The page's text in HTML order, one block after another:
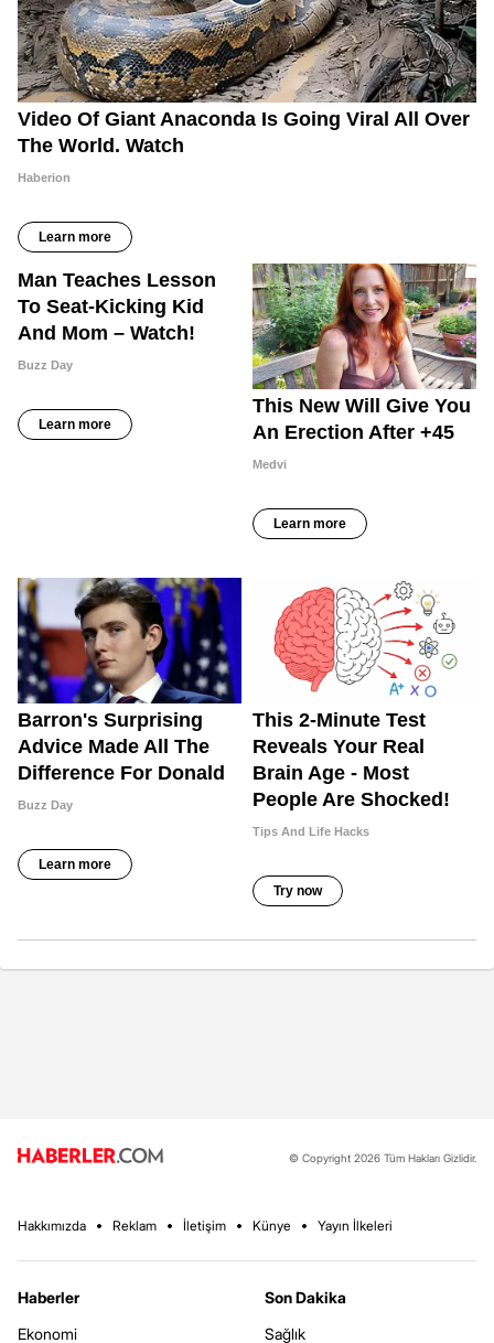
© Copyright 2026 Tüm Hakları Gizlidir.
Hakkımızda Reklam İletişim Künye Yayın İlkeleri
Haberler
Ekonomi
Son Dakika
Sağlık